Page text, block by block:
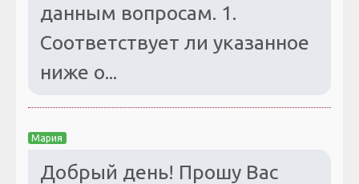
данным вопросам. 1.
Соответствует ли указанное
ниже о...
Мария
Добрый день! Прошу Вас